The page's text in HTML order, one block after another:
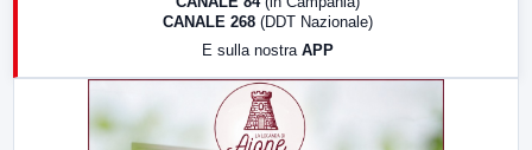
CANALE 268 (DDT Nazionale)
E sulla nostra APP